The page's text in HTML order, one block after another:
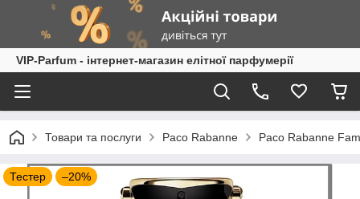
VIP-Parfum - інтернет-магазин елітної парфумерії
Товари та послуги Paco Rabanne Paco Rabanne
Тестер –20%